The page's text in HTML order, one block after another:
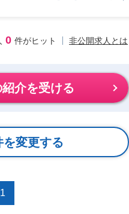
0 件がヒット 非公開求人とは
介を受ける
を変更する
1